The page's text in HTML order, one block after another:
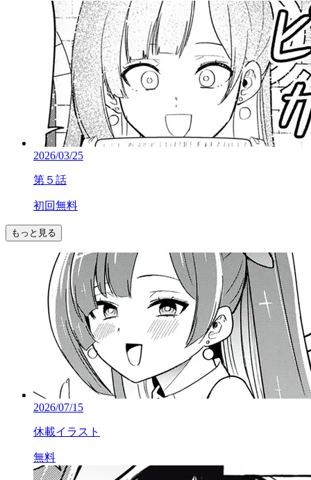
2026/03/25
第５話
初回無料
もっと見る
2026/07/15
休載イラスト
無料